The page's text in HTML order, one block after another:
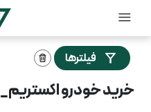
فیلترها
خرید خودرو اکستریم_VX